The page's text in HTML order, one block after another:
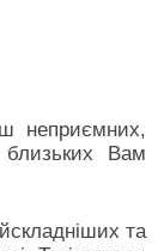
неприємних,
близьких Вам
та